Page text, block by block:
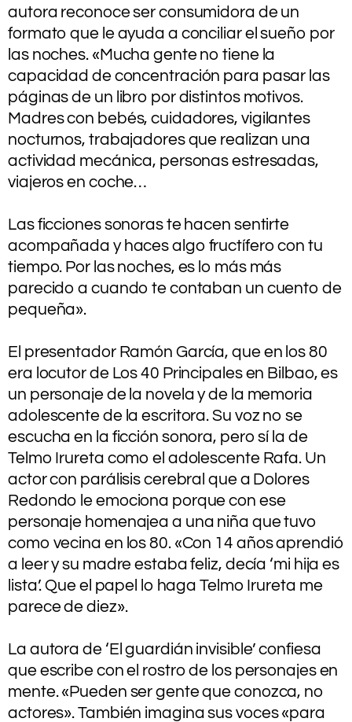
autora reconoce ser consumidora de un
formato que le ayuda a conciliar el sueño por
las noches. «Mucha gente no tiene la
capacidad de concentración para pasar las
páginas de un libro por distintos motivos.
Madres con bebés, cuidadores, vigilantes
nocturnos, trabajadores que realizan una
actividad mecánica, personas estresadas,
viajeros en coche…
Las ficciones sonoras te hacen sentirte
acompañada y haces algo fructífero con tu
tiempo. Por las noches, es lo más más
parecido a cuando te contaban un cuento de
pequeña».
El presentador Ramón García, que en los 80
era locutor de Los 40 Principales en Bilbao, es
un personaje de la novela y de la memoria
adolescente de la escritora. Su voz no se
escucha en la ficción sonora, pero sí la de
Telmo Irureta como el adolescente Rafa. Un
actor con parálisis cerebral que a Dolores
Redondo le emociona porque con ese
personaje homenajea a una niña que tuvo
como vecina en los 80. «Con 14 años aprendió
a leer y su madre estaba feliz, decía ‘mi hija es
lista’. Que el papel lo haga Telmo Irureta me
parece de diez».
La autora de ‘El guardián invisible’ confiesa
que escribe con el rostro de los personajes en
mente. «Pueden ser gente que conozca, no
actores». También imagina sus voces «para